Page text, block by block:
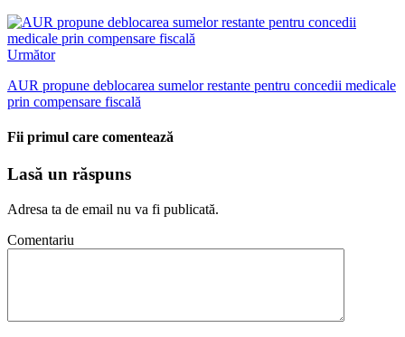
Următor
AUR propune deblocarea sumelor restante pentru concedii medicale
prin compensare fiscală
Fii primul care comentează
Lasă un răspuns
Adresa ta de email nu va fi publicată.
Comentariu